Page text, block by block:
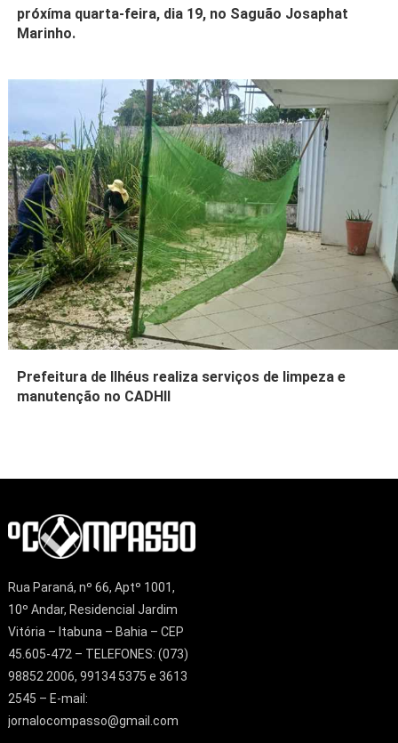
próxíma quarta-feira, dia 19, no Saguão Josaphat
Marinho.
Prefeitura de Ilhéus realiza serviços de limpeza e
manutenção no CADHII
Rua Paraná, nº 66, Aptº 1001,
10º Andar, Residencial Jardim
Vitória – Itabuna – Bahia – CEP
45.605-472 – TELEFONES: (073)
98852 2006, 99134 5375 e 3613
2545 – E-mail:
jornalocompasso@gmail.com